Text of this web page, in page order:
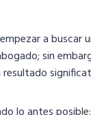
a buscar
sin
resultado